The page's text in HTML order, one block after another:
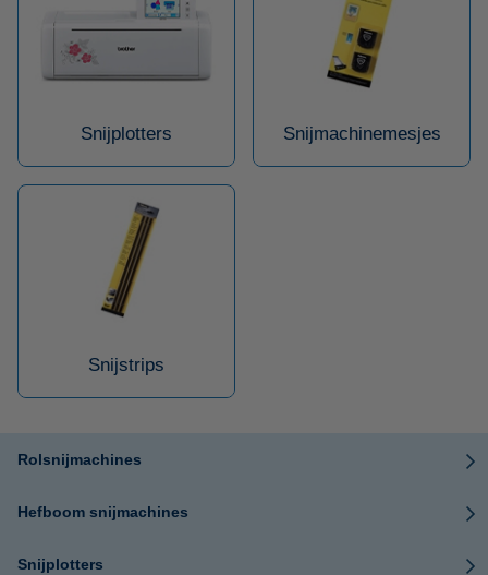
Snijplotters Snijmachinemesjes
Snijstrips
Rolsnijmachines
Hefboom snijmachines
Snijplotters